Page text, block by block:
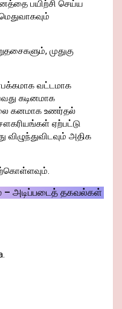
பயிற்சி செய்ய
முதுகு
வட்டமாக
கடினமாக
கனமாக உணர்தல்
ஏற்பட்டு
விழுந்துவிடவும் அதிக
– அடிப்படைத் தகவல்கள்